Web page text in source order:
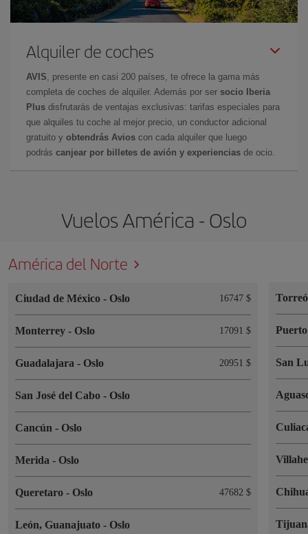
Alquiler de coches
AVIS , presente en casi 200 países, te ofrece la gama más
completa de coches de alquiler. Además por ser socio Iberia
Plus disfrutarás de ventajas exclusivas: tarifas especiales para
que alquiles tu coche al mejor precio, un conductor adicional
gratuito y obtendrás Avios con cada alquiler que luego
podrás canjear por billetes de avión y experiencias de ocio.
Vuelos América - Oslo
América del Norte
Ciudad de México - Oslo 16747 $
Monterrey - Oslo 17091 $
Guadalajara - Oslo 20951 $
San José del Cabo - Oslo
Cancún - Oslo
Merida - Oslo
Queretaro - Oslo 47682 $
León, Guanajuato - Oslo
San